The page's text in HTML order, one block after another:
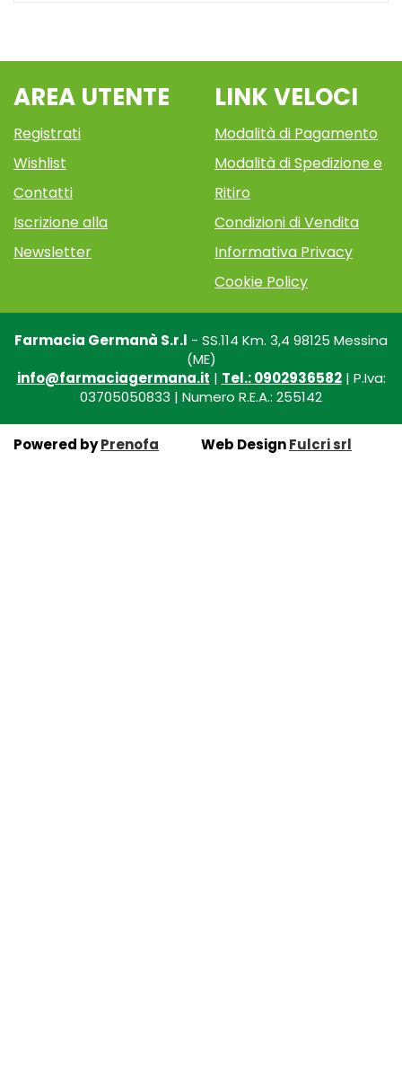
AREA UTENTE
Registrati
Wishlist
Contatti
Iscrizione alla
Newsletter
LINK VELOCI
Modalità di Pagamento
Modalità di Spedizione e
Ritiro
Condizioni di Vendita
Informativa Privacy
Cookie Policy
Farmacia Germanà S.r.l - SS.114 Km. 3,4 98125 Messina
(ME)
info@farmaciagermana.it | Tel.: 0902936582| P.Iva:
03705050833 | Numero R.E.A.: 255142
Powered byPrenofa Web DesignFulcri srl